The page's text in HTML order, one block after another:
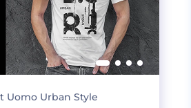
Uomo Urban Style